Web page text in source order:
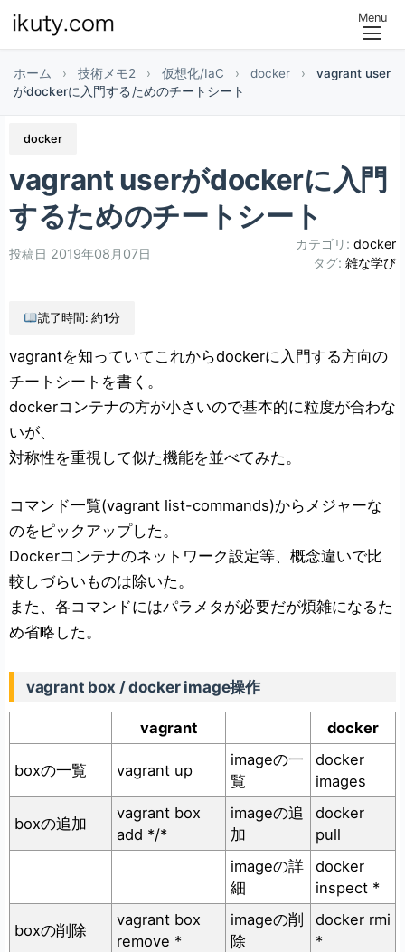
Menu
ホーム › 技術メモ2 › 仮想化/IaC › docker ›
vagrant user
がdockerに入門するためのチートシート
docker
vagrant userがdockerに入門
するためのチートシート
投稿日 2019年08月07日
カテゴリ: docker
タグ: 雑な学び
読了時間: 約1分
vagrantを知っていてこれからdockerに入門する方向の
チートシートを書く。
dockerコンテナの方が小さいので基本的に粒度が合わな
いが、
対称性を重視して似た機能を並べてみた。
コマンド一覧(vagrant list-commands)からメジャーな
のをピックアップした。
Dockerコンテナのネットワーク設定等、概念違いで比
較しづらいものは除いた。
また、各コマンドにはパラメタが必要だが煩雑になるた
め省略した。
vagrant box / docker image操作
vagrant docker
boxの一覧 vagrant up
imageの一
覧
docker
images
boxの追加
vagrant box
add */*
imageの追
加
docker
pull
imageの詳
細
docker
inspect *
boxの削除
vagrant box
remove *
imageの削
除
docker rmi
*